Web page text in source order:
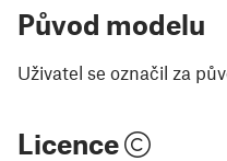
Původ modelu
Uživatel se označil za
Licence